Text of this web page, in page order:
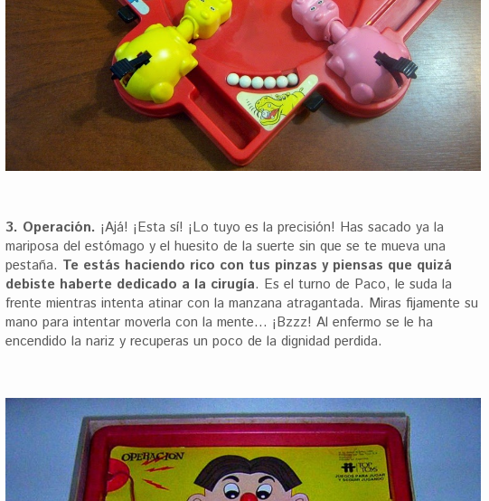
3. Operación. ¡Ajá! ¡Esta sí! ¡Lo tuyo es la precisión! Has sacado ya la
mariposa del estómago y el huesito de la suerte sin que se te mueva una
pestaña. Te estás haciendo rico con tus pinzas y piensas que quizá
debiste haberte dedicado a la cirugía. Es el turno de Paco, le suda la
frente mientras intenta atinar con la manzana atragantada. Miras fijamente su
mano para intentar moverla con la mente… ¡Bzzz! Al enfermo se le ha
encendido la nariz y recuperas un poco de la dignidad perdida.